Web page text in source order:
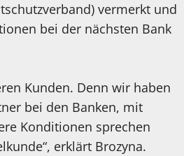
vermerkt und
bei der nächsten Bank
Kunden. Denn wir haben
bei den Banken, mit
Konditionen sprechen
erklärt Brozyna.